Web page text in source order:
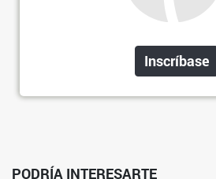
Inscríbase
PODRÍA INTERESARTE